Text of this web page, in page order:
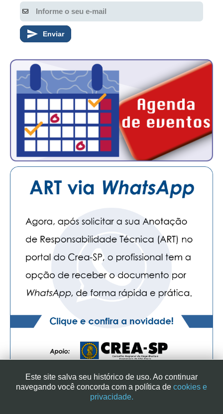
MANUAL DE REDAÇÃO
RELEASES
CADASTRO
ASSOCIE-SE
ATUALIZAÇÃO CADASTRAL
NÚCLEO JOVEM
Enviar
SINDICATO DOS ENGENHEIROS NO ESTADO DE SÃO PAULO
Este site salva seu histórico de uso. Ao continuar
navegando você concorda com a política de cookies e
privacidade.